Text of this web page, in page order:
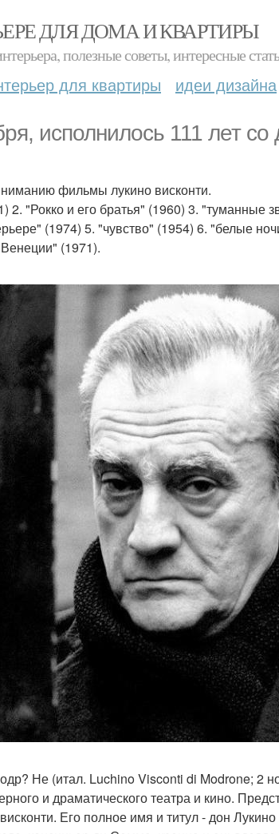
ДЛЯ ДОМА И КВАРТИРЫ
полезные советы, интересные
для квартиры идеи дизайна
исполнилось 111 лет
фильмы лукино висконти.
2. "Рокко и его братья" (1960) 3. "туманные
(1974) 5. "чувство" (1954) 6. "белые
(1971).
Не (итал. Luchino Visconti di Modrone; 2
и драматического театра и кино.
Его полное имя и титул - дон